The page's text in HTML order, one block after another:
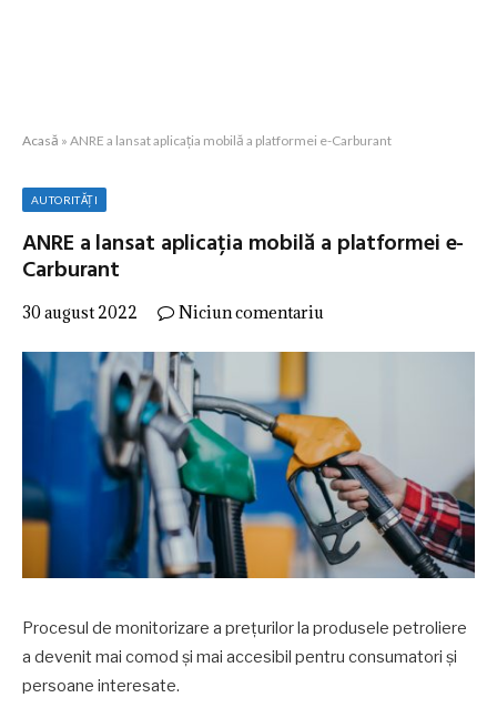
Acasă » ANRE a lansat aplicația mobilă a platformei e-Carburant
AUTORITĂȚI
ANRE a lansat aplicația mobilă a platformei e-
Carburant
30 august 2022 Niciun comentariu
Procesul de monitorizare a prețurilor la produsele petroliere
a devenit mai comod și mai accesibil pentru consumatori și
persoane interesate.